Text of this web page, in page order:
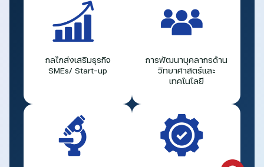
กลไกส่งเสริมธุรกิจ
SMEs/ Start-up
การพัฒนาบุคลากรด้าน
วิทยาศาสตร์และ
เทคโนโลยี